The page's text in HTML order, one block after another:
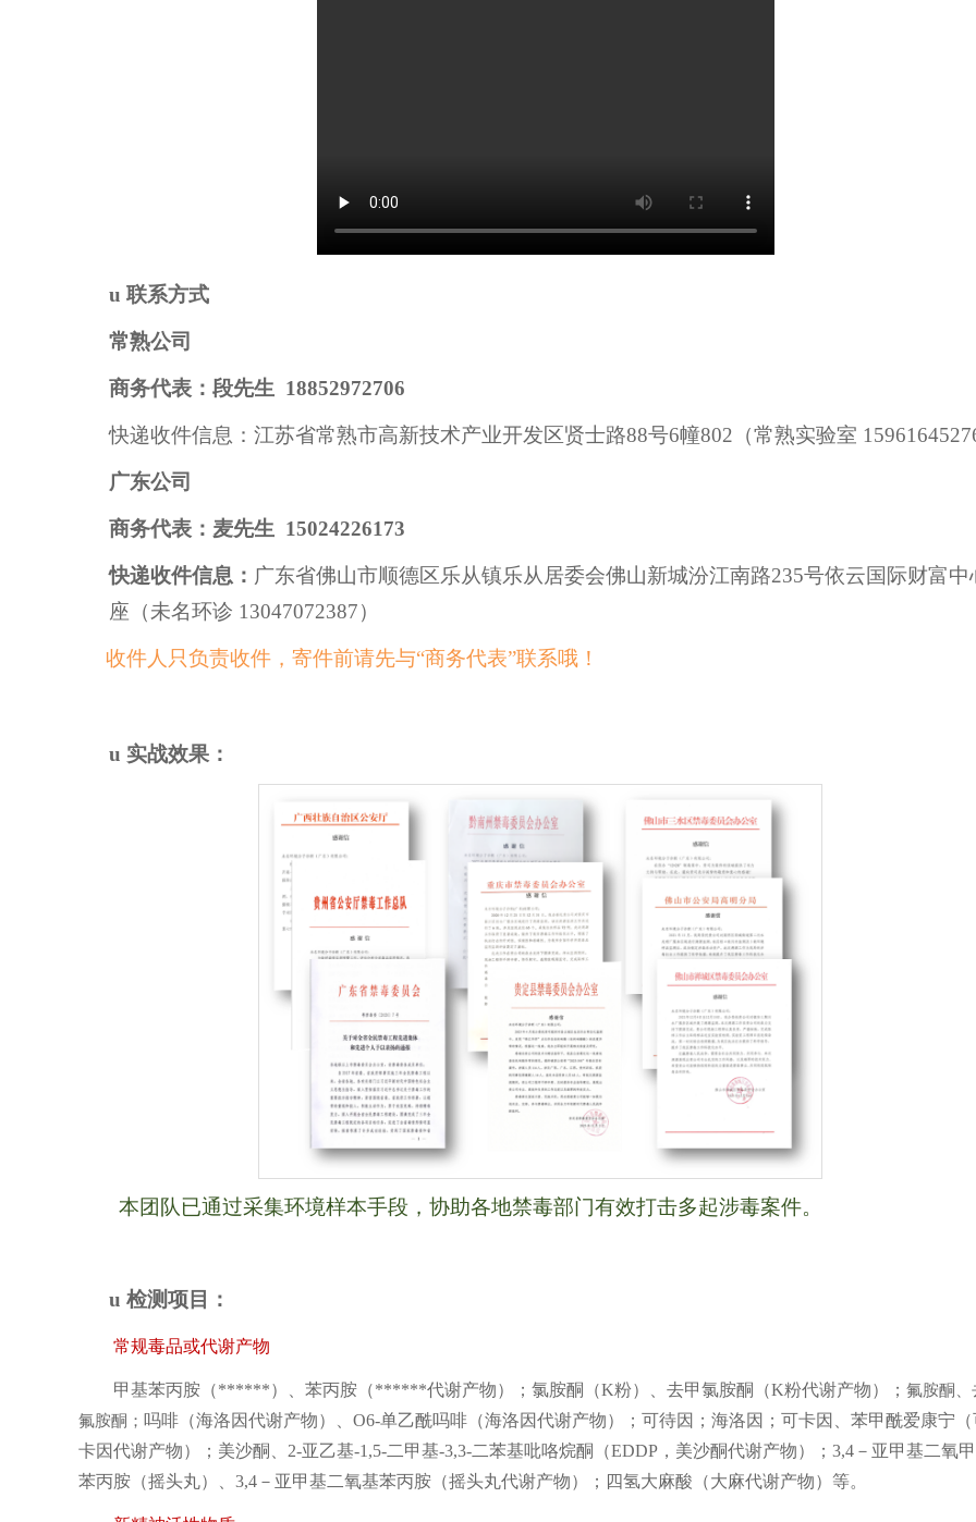
u 联系方式
常熟公司
商务代表：段先生 18852972706
快递收件信息：江苏省常熟市高新技术产业开发区贤士路88号6幢802（常熟实验室 15961645276
广东公司
商务代表：麦先生 15024226173
快递收件信息： 广东省佛山市顺德区乐从镇乐从居委会佛山新城汾江南路235号依云国际财富中
座（未名环诊 13047072387）
收件人只负责收件，寄件前请先与“商务代表”联系哦！
u 实战效果：
本团队已通过采集环境样本手段，协助各地禁毒部门有效打击多起涉毒案件。
u 检测项目：
常规毒品或代谢产物
甲基苯丙胺（******）、苯丙胺（******代谢产物）；氯胺酮（K粉）、去甲氯胺酮（K粉代谢产物）； 氟胺酮、
氟胺酮； 吗啡（海洛因代谢产物）、O6-单乙酰吗啡（海洛因代谢产物）；可待因；海洛因；可卡因、苯甲酰爱康宁（
卡因代谢产物）；美沙酮、2-亚乙基-1,5-二甲基-3,3-二苯基吡咯烷酮（EDDP，美沙酮代谢产物）；3,4－亚甲基二氧
苯丙胺（摇头丸）、3,4－亚甲基二氧基苯丙胺（摇头丸代谢产物）；四氢大麻酸（大麻代谢产物）等。